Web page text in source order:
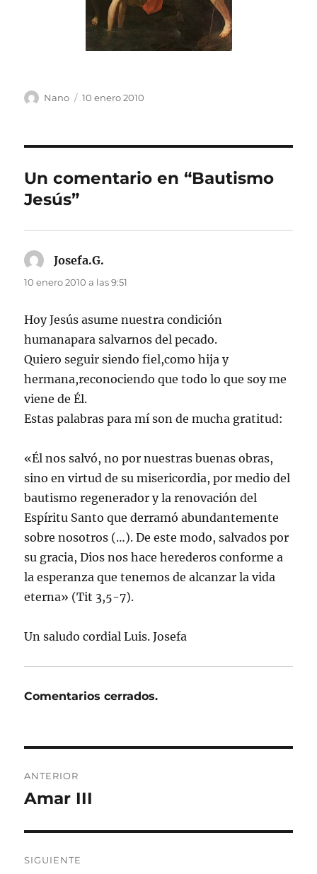
Autor
Nano
Publicado
10 enero 2010
Un comentario en “Bautismo
Jesús”
Josefa.G.
10 enero 2010 a las 9:51
Hoy Jesús asume nuestra condición
humanapara salvarnos del pecado.
Quiero seguir siendo fiel,como hija y
hermana,reconociendo que todo lo que soy me
viene de Él.
Estas palabras para mí son de mucha gratitud:
«Él nos salvó, no por nuestras buenas obras,
sino en virtud de su misericordia, por medio del
bautismo regenerador y la renovación del
Espíritu Santo que derramó abundantemente
sobre nosotros (…). De este modo, salvados por
su gracia, Dios nos hace herederos conforme a
la esperanza que tenemos de alcanzar la vida
eterna» (Tit 3,5-7).
Un saludo cordial Luis. Josefa
Comentarios cerrados.
de
ANTERIOR
Entrada
Amar III
SIGUIENTE